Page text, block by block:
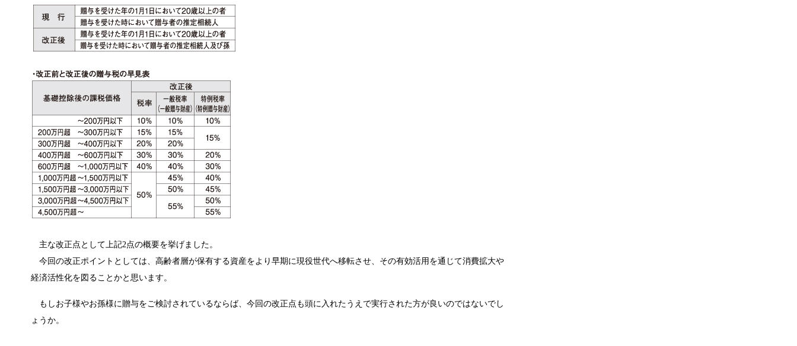
主な改正点として上記2点の概要を挙げました。
今回の改正ポイントとしては、高齢者層が保有する資産をより早期に現役世代へ移転させ、その有効活用を通じて消費拡大や
経済活性化を図ることかと思います。
もしお子様やお孫様に贈与をご検討されているならば、今回の改正点も頭に入れたうえで実行された方が良いのではないでし
ょうか。